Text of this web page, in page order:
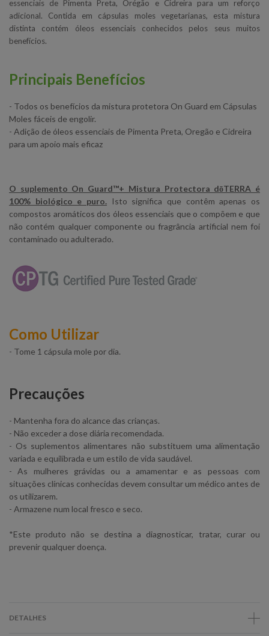
essenciais de Pimenta Preta, Orégão e Cidreira para um reforço
adicional. Contida em cápsulas moles vegetarianas, esta mistura
distinta contém óleos essenciais conhecidos pelos seus muitos
benefícios.
Principais Benefícios
- Todos os benefícios da mistura protetora On Guard em Cápsulas
Moles fáceis de engolir.
- Adição de óleos essenciais de Pimenta Preta, Oregão e Cidreira
para um apoio mais eficaz
O suplemento On Guard™+ Mistura Protectora dōTERRA é
100% biológico e puro. Isto significa que contêm apenas os
compostos aromáticos dos óleos essenciais que o compõem e que
não contém qualquer componente ou fragrância artificial nem foi
contaminado ou adulterado.
Como Utilizar
- Tome 1 cápsula mole por dia.
Precauções
- Mantenha fora do alcance das crianças.
- Não exceder a dose diária recomendada.
- Os suplementos alimentares não substituem uma alimentação
variada e equilibrada e um estilo de vida saudável.
- As mulheres grávidas ou a amamentar e as pessoas com
situações clínicas conhecidas devem consultar um médico antes de
os utilizarem.
- Armazene num local fresco e seco.
*Este produto não se destina a diagnosticar, tratar, curar ou
prevenir qualquer doença.
DETALHES